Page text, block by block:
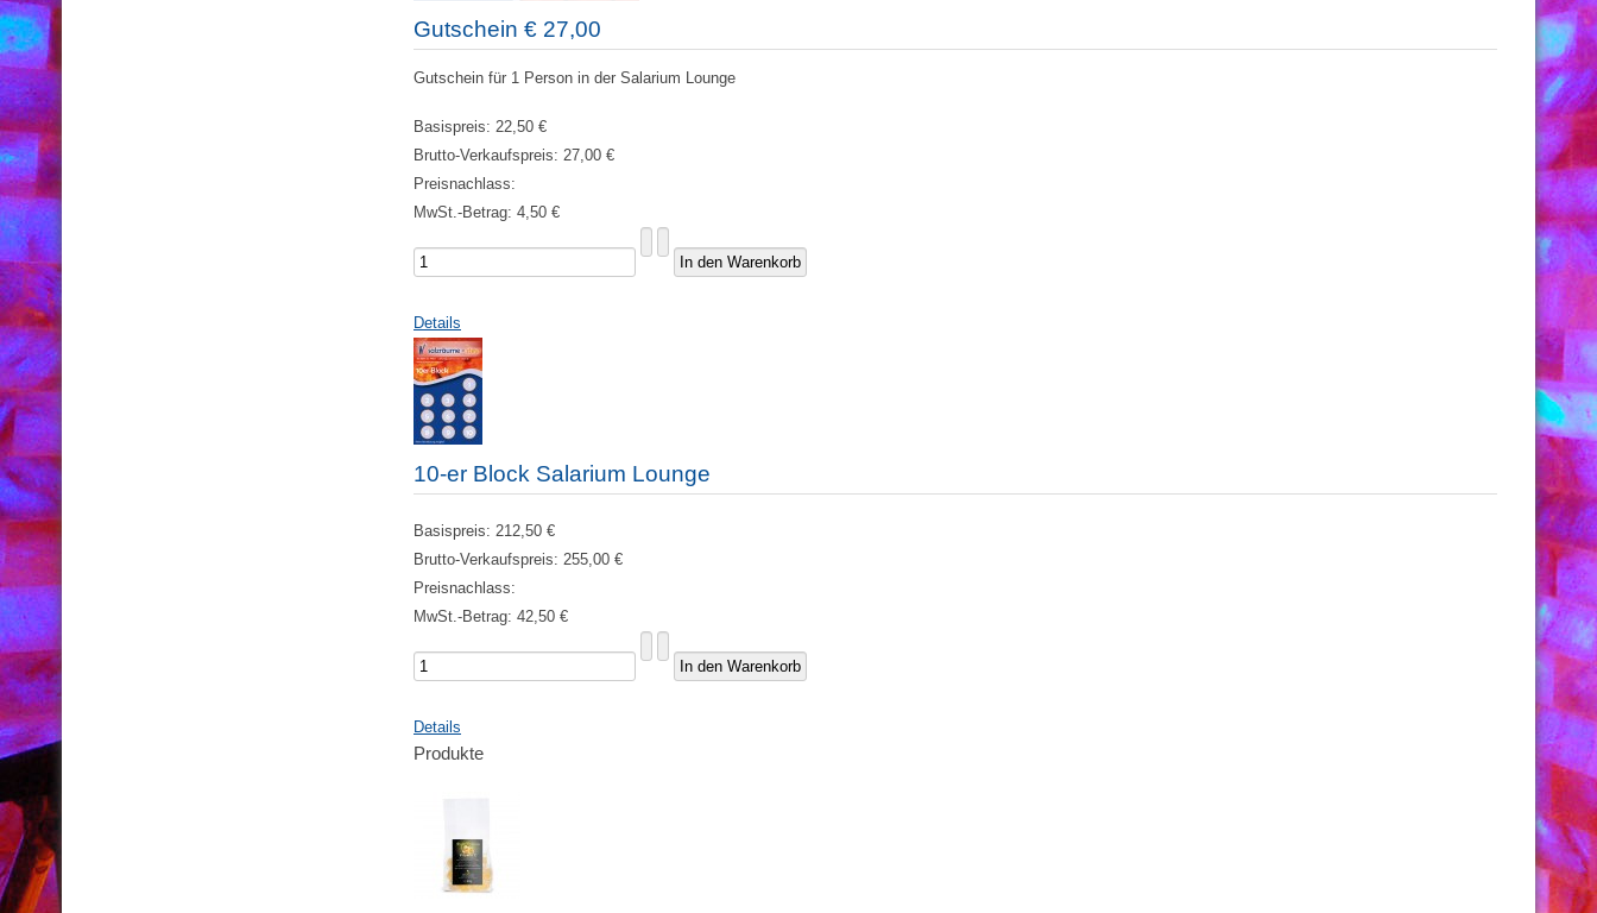
Gutschein € 27,00
Gutschein für 1 Person in der Salarium Lounge
Basispreis: 22,50 €
Brutto-Verkaufspreis: 27,00 €
Preisnachlass:
MwSt.-Betrag: 4,50 €
Details
10-er Block Salarium Lounge
Basispreis: 212,50 €
Brutto-Verkaufspreis: 255,00 €
Preisnachlass:
MwSt.-Betrag: 42,50 €
Details
Produkte